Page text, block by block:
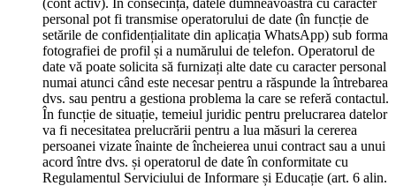
(cont activ). În consecință, datele dumneavoastră cu caracter
personal pot fi transmise operatorului de date (în funcție de
setările de confidențialitate din aplicația WhatsApp) sub forma
fotografiei de profil și a numărului de telefon. Operatorul de
date vă poate solicita să furnizați alte date cu caracter personal
numai atunci când este necesar pentru a răspunde la întrebarea
dvs. sau pentru a gestiona problema la care se referă contactul.
În funcție de situație, temeiul juridic pentru prelucrarea datelor
va fi necesitatea prelucrării pentru a lua măsuri la cererea
persoanei vizate înainte de încheierea unui contract sau a unui
acord între dvs. și operatorul de date în conformitate cu
Regulamentul Serviciului de Informare și Educație (art. 6 alin.